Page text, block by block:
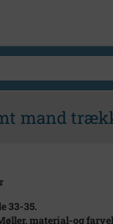
mand
33-35.
material-og